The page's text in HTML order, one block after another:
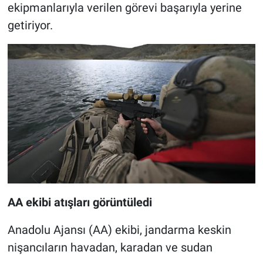
ekipmanlarıyla verilen görevi başarıyla yerine
getiriyor.
AA ekibi atışları görüntüledi
Anadolu Ajansı (AA) ekibi, jandarma keskin
nişancıların havadan, karadan ve sudan